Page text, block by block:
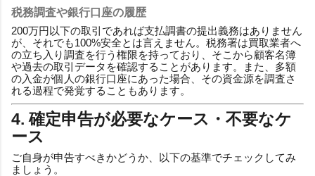
税務調査や銀行口座の履歴
200万円以下の取引であれば支払調書の提出義務はありません
が、それでも100%安全とは言えません。税務署は買取業者へ
の立ち入り調査を行う権限を持っており、そこから顧客名簿
や過去の取引データを確認することがあります。また、多額
の入金が個人の銀行口座にあった場合、その資金源を調査さ
れる過程で発覚することもあります。
4. 確定申告が必要なケース・不要なケ
ース
ご自身が申告すべきかどうか、以下の基準でチェックしてみ
ましょう。